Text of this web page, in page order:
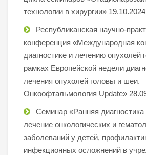
технологии в хирургии» 19.10.2024
Республиканская научно-
конференция «Международная
диагностике и лечению опухолей
рамках Европейской недели
лечения опухолей головы и шеи.
Онкоофтальмология Update»
Семинар «Ранняя
лечение онкологических и
заболеваний у детей,
инфекционных осложнений в